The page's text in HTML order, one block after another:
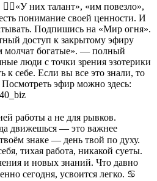
них талант», «им повезло»,
понимание своей ценности. И
Подпишись на «Мир огня».
доступ к закрытому эфиру
молчат богатые». — полный
люди с точки зрения эзотерики
к себе. Если вы все это знали, то
эфир можно здесь:
работы а не для рывков.
движешься — это важнее
знаке — день твой по духу.
тихая работа, никакой суеты.
и новых знаний. Что давно
сегодня, усвоится легко. ♋